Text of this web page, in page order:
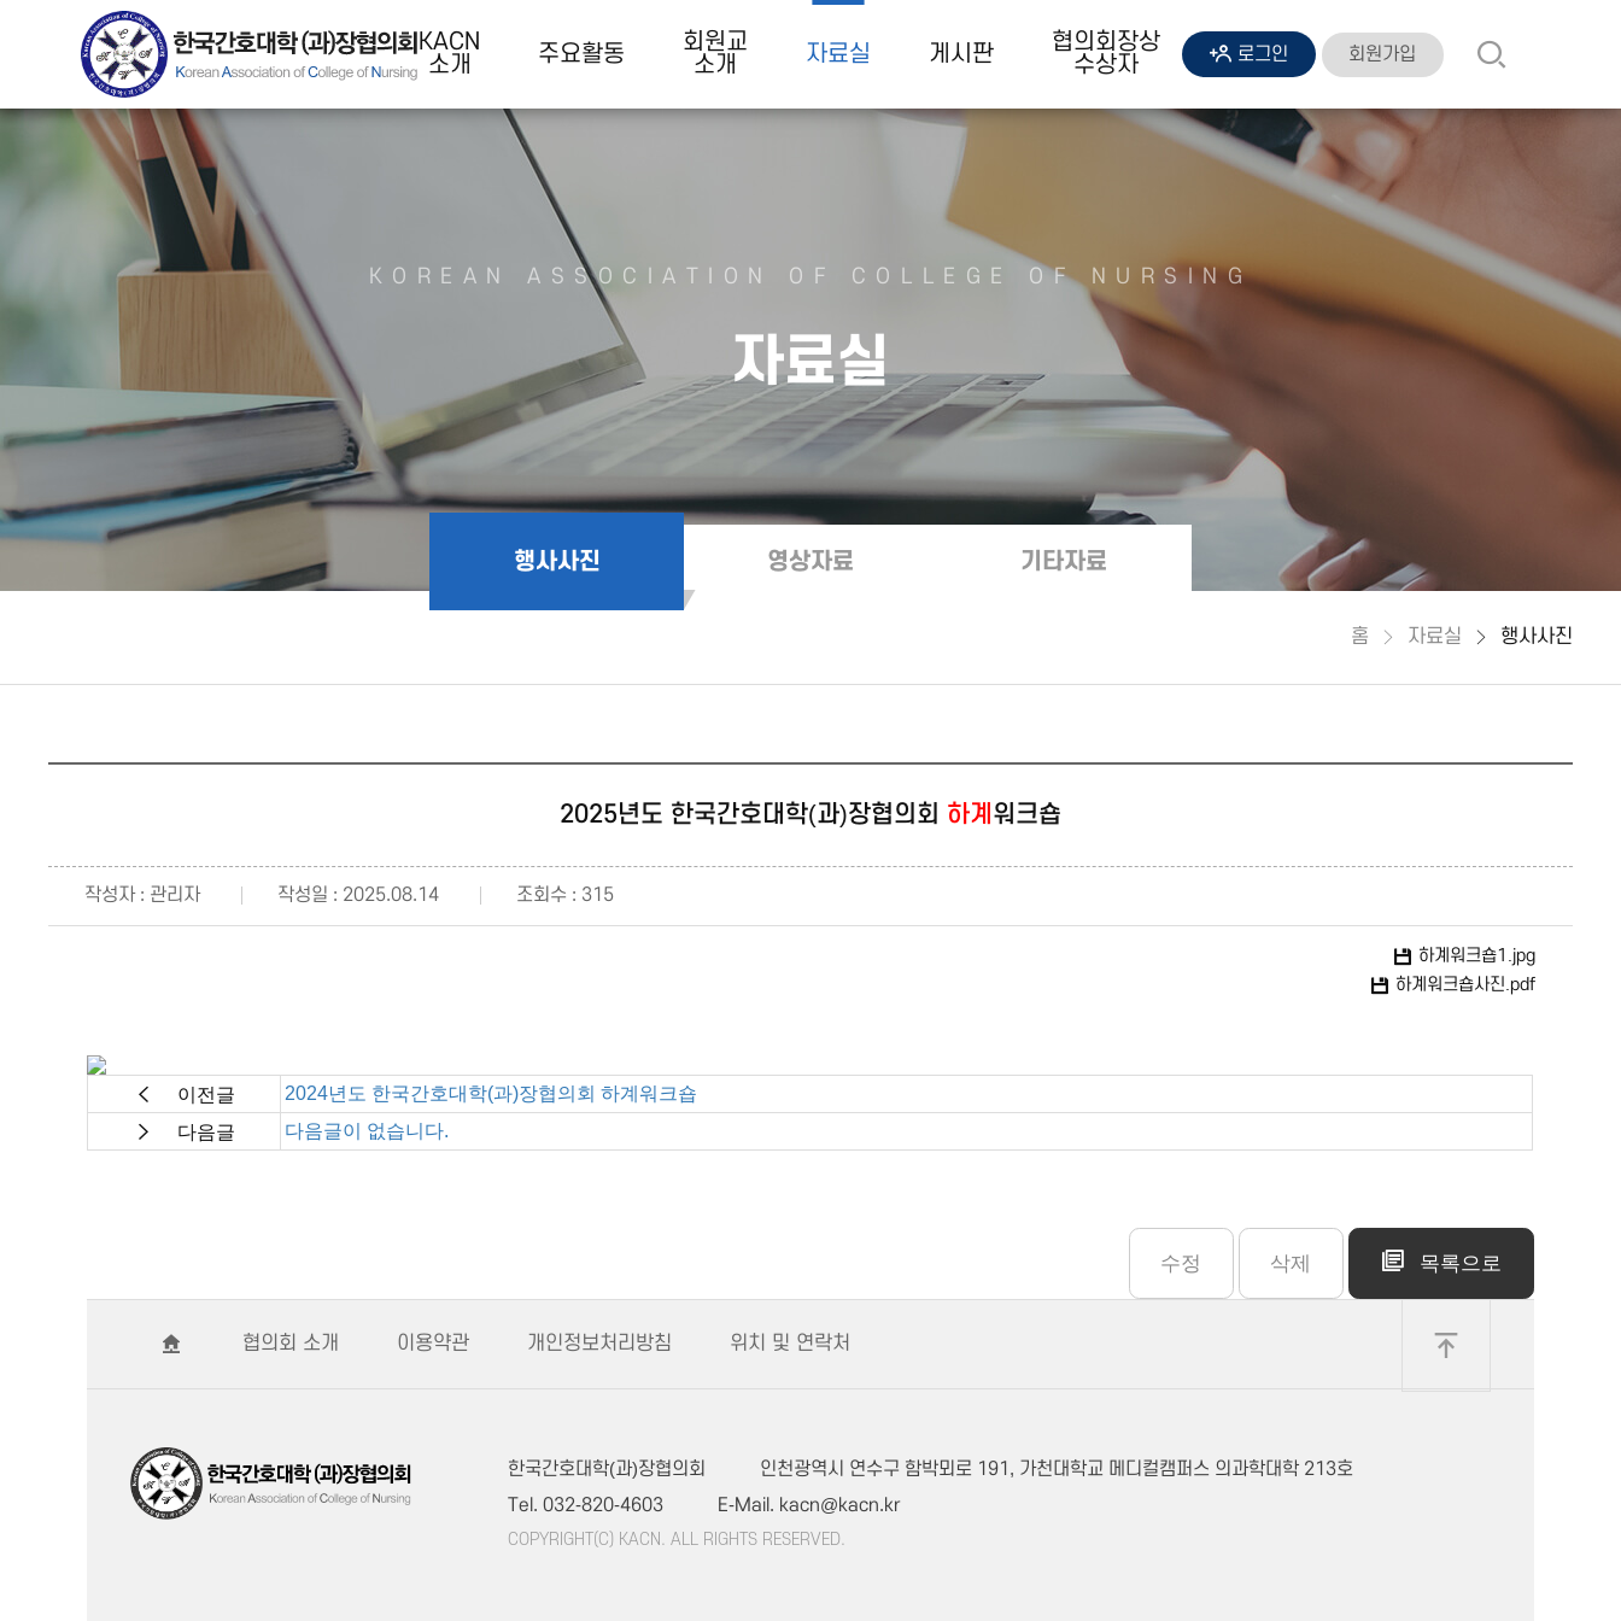
KACN
소개
주요활동
회원교
소개
자료실 게시판
협의회장상
수상자
로그인 회원가입
KOREAN ASSOCIATION OF COLLEGE OF NURSING
자료실
행사사진 영상자료 기타자료
홈 자료실 행사사진
2025년도 한국간호대학(과)장협의회 하계 워크숍
작성자 : 관리자 작성일 : 2025.08.14 조회수 : 315
하계워크숍1.jpg
하계워크숍사진.pdf
이전글
2024년도 한국간호대학(과)장협의회 하계워크숍
다음글
다음글이 없습니다.
수정 삭제 목록으로
협의회 소개 이용약관 개인정보처리방침 위치 및 연락처
한국간호대학(과)장협의회
인천광역시 연수구 함박뫼로 191, 가천대학교 메디컬캠퍼스 의과학대학 213호
Tel. 032-820-4603
E-Mail. kacn@kacn.kr
COPYRIGHT(C) KACN. ALL RIGHTS RESERVED.